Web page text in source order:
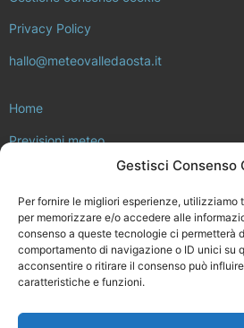
Gestisci Consenso
Per fornire le migliori esperienze,
per memorizzare e/o accedere alle
consenso a queste tecnologie ci permetterà
comportamento di navigazione o ID unici su
acconsentire o ritirare il consenso può
caratteristiche e funzioni.
Privacy Policy
hallo@meteovalledaosta.it
Home
Previsioni meteo
Approfondimenti meteo e clima
Consulta la rete di stazioni meteo
Il progetto Meteo Valle d’Aosta
Installa la tua stazione meteo